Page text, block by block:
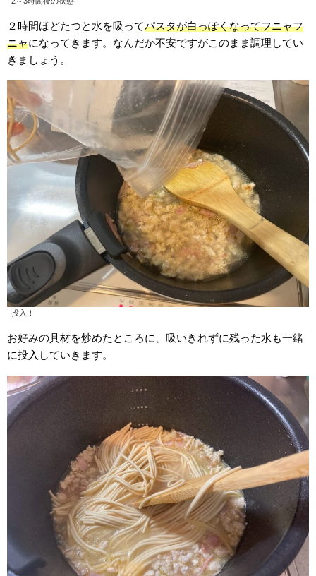
２時間ほどたつと水を吸ってパスタが白っぽくなってフニャフ
ニャになってきます。なんだか不安ですがこのまま調理してい
きましょう。
投入！
お好みの具材を炒めたところに、吸いきれずに残った水も一緒
に投入していきます。